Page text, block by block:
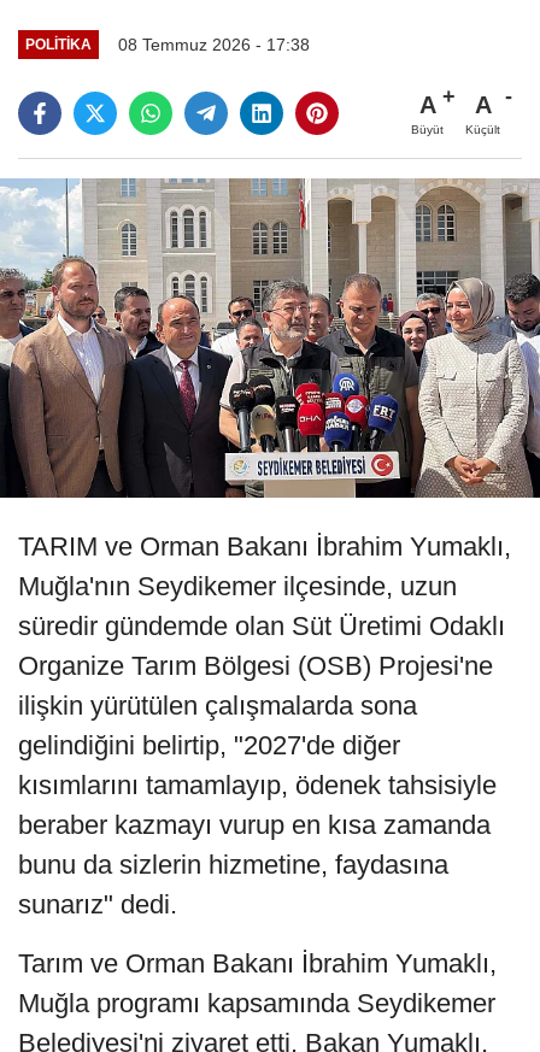
POLITIKA 08 Temmuz 2026 - 17:38
A
Büyüt
A
Küçült
TARIM ve Orman Bakanı İbrahim Yumaklı,
Muğla'nın Seydikemer ilçesinde, uzun
süredir gündemde olan Süt Üretimi Odaklı
Organize Tarım Bölgesi (OSB) Projesi'ne
ilişkin yürütülen çalışmalarda sona
gelindiğini belirtip, "2027'de diğer
kısımlarını tamamlayıp, ödenek tahsisiyle
beraber kazmayı vurup en kısa zamanda
bunu da sizlerin hizmetine, faydasına
sunarız" dedi.
Tarım ve Orman Bakanı İbrahim Yumaklı,
Muğla programı kapsamında Seydikemer
Belediyesi'ni ziyaret etti. Bakan Yumaklı,